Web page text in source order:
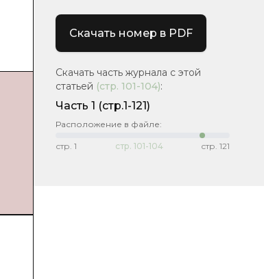
Скачать номер в PDF
Скачать часть журнала с этой
статьей (стр. 101-104):
Часть 1 (стр.1-121)
Расположение в файле:
стр. 1 стр. 101-104 стр. 121